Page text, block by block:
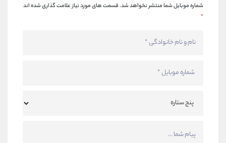
شماره موبایل شما منتشر نخواهد شد.قسمت های مورد نیاز علامت گذاری شده اند
*